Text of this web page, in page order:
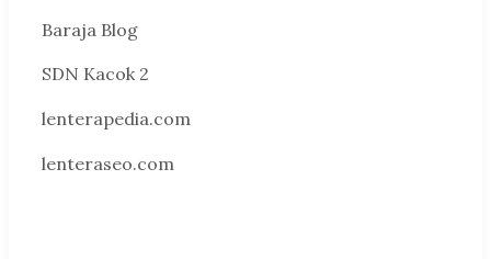
Baraja Blog
SDN Kacok 2
lenterapedia.com
lenteraseo.com